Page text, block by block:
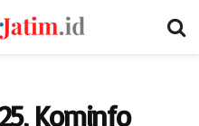
Kominfo